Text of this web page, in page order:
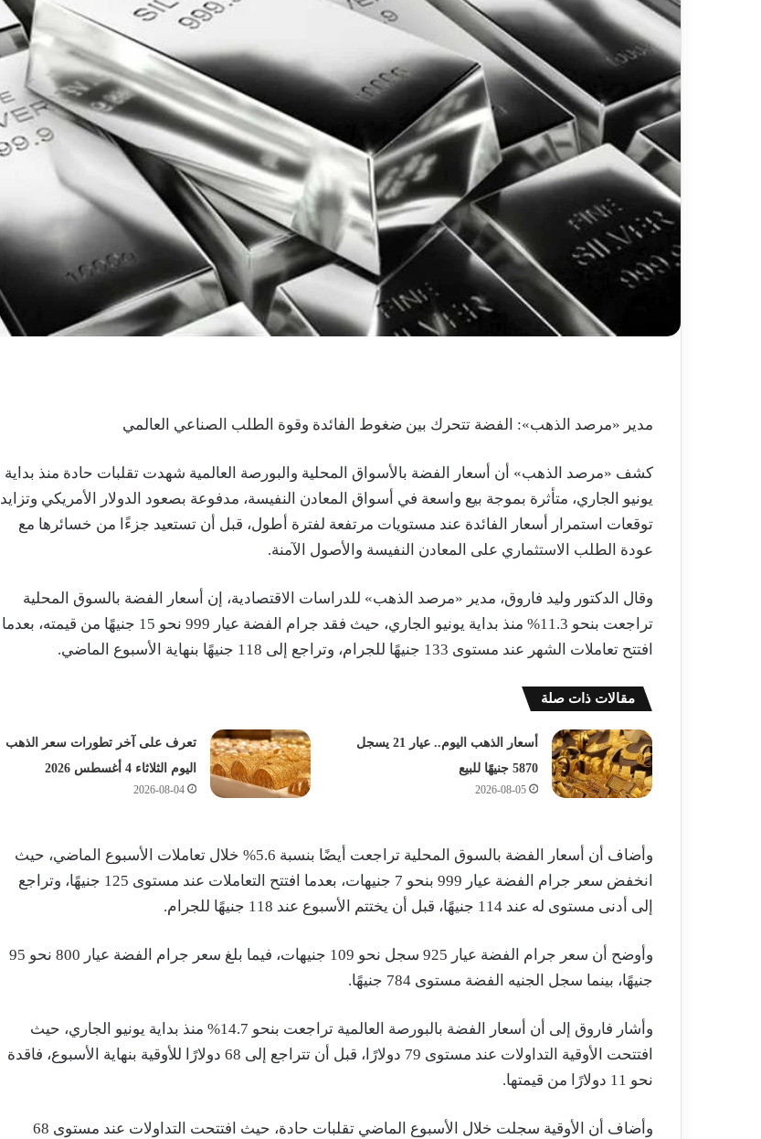
مدير «مرصد الذهب»: الفضة تتحرك بين ضغوط الفائدة وقوة الطلب الصناعي العالمي
كشف «مرصد الذهب» أن أسعار الفضة بالأسواق المحلية والبورصة العالمية شهدت تقلبات حادة منذ بداية
يونيو الجاري، متأثرة بموجة بيع واسعة في أسواق المعادن النفيسة، مدفوعة بصعود الدولار الأمريكي وتزايد
توقعات استمرار أسعار الفائدة عند مستويات مرتفعة لفترة أطول، قبل أن تستعيد جزءًا من خسائرها مع
عودة الطلب الاستثماري على المعادن النفيسة والأصول الآمنة.
وقال الدكتور وليد فاروق، مدير «مرصد الذهب» للدراسات الاقتصادية، إن أسعار الفضة بالسوق المحلية
تراجعت بنحو 11.3% منذ بداية يونيو الجاري، حيث فقد جرام الفضة عيار 999 نحو 15 جنيهًا من قيمته، بعدما
افتتح تعاملات الشهر عند مستوى 133 جنيهًا للجرام، وتراجع إلى 118 جنيهًا بنهاية الأسبوع الماضي.
مقالات ذات صلة
أسعار الذهب اليوم.. عيار 21 يسجل
5870 جنيهًا للبيع
2026-08-05
تعرف على آخر تطورات سعر الذهب
اليوم الثلاثاء 4 أغسطس 2026
2026-08-04
وأضاف أن أسعار الفضة بالسوق المحلية تراجعت أيضًا بنسبة 5.6% خلال تعاملات الأسبوع الماضي، حيث
انخفض سعر جرام الفضة عيار 999 بنحو 7 جنيهات، بعدما افتتح التعاملات عند مستوى 125 جنيهًا، وتراجع
إلى أدنى مستوى له عند 114 جنيهًا، قبل أن يختتم الأسبوع عند 118 جنيهًا للجرام.
وأوضح أن سعر جرام الفضة عيار 925 سجل نحو 109 جنيهات، فيما بلغ سعر جرام الفضة عيار 800 نحو 95
جنيهًا، بينما سجل الجنيه الفضة مستوى 784 جنيهًا.
وأشار فاروق إلى أن أسعار الفضة بالبورصة العالمية تراجعت بنحو 14.7% منذ بداية يونيو الجاري، حيث
افتتحت الأوقية التداولات عند مستوى 79 دولارًا، قبل أن تتراجع إلى 68 دولارًا للأوقية بنهاية الأسبوع، فاقدة
نحو 11 دولارًا من قيمتها.
وأضاف أن الأوقية سجلت خلال الأسبوع الماضي تقلبات حادة، حيث افتتحت التداولات عند مستوى 68